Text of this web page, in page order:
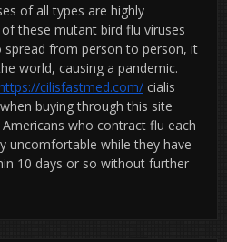
of all types are highly
these mutant bird flu viruses
spread from person to person, it
world, causing a pandemic.
cilisfastmed.com/ cialis
buying through this site
who contract flu each
uncomfortable while they have
10 days or so without further